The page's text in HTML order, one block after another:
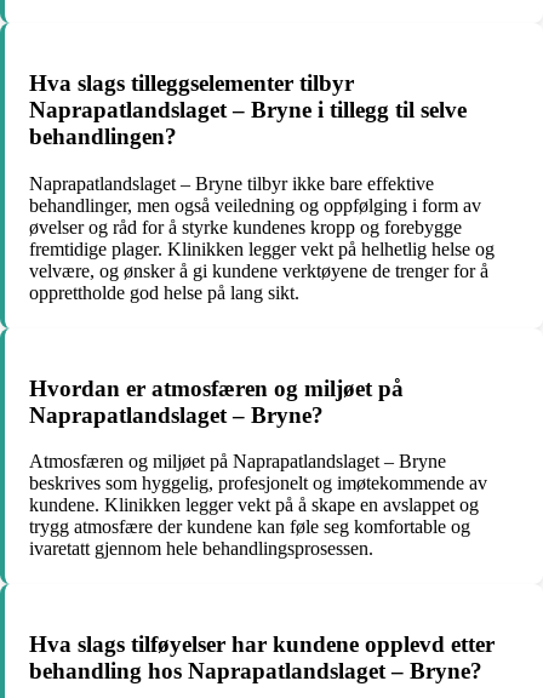
Hva slags tilleggselementer tilbyr
Naprapatlandslaget – Bryne i tillegg til selve
behandlingen?
Naprapatlandslaget – Bryne tilbyr ikke bare effektive
behandlinger, men også veiledning og oppfølging i form av
øvelser og råd for å styrke kundenes kropp og forebygge
fremtidige plager. Klinikken legger vekt på helhetlig helse og
velvære, og ønsker å gi kundene verktøyene de trenger for å
opprettholde god helse på lang sikt.
Hvordan er atmosfæren og miljøet på
Naprapatlandslaget – Bryne?
Atmosfæren og miljøet på Naprapatlandslaget – Bryne
beskrives som hyggelig, profesjonelt og imøtekommende av
kundene. Klinikken legger vekt på å skape en avslappet og
trygg atmosfære der kundene kan føle seg komfortable og
ivaretatt gjennom hele behandlingsprosessen.
Hva slags tilføyelser har kundene opplevd etter
behandling hos Naprapatlandslaget – Bryne?